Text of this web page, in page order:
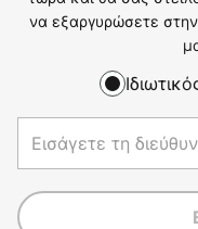
να εξαργυρώσετε